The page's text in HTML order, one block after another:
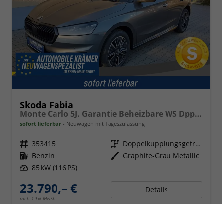
Skoda Fabia
Monte Carlo 5J. Garantie Beheizbare WS Dppelter Kofferraumboden Klimaauto 16 Zoll LM Bi-LED Kamera Kessy
sofort lieferbar Neuwagen mit Tageszulassung
Fahrzeugnr. 353415 Getriebe
Doppelkupplungsgetriebe (DSG)
Kraftstoff Benzin Außenfarbe Graphite-Grau Metallic
Leistung 85 kW (116 PS)
23.790,– €
incl. 19% MwSt.
Details